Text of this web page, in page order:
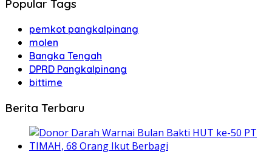
Popular Tags
pemkot pangkalpinang
molen
Bangka Tengah
DPRD Pangkalpinang
bittime
Berita Terbaru